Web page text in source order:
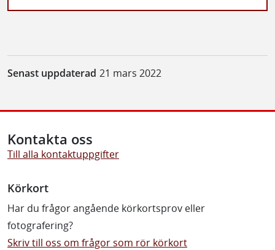
Senast uppdaterad 21 mars 2022
Kontakta oss
Till alla kontaktuppgifter
Körkort
Har du frågor angående körkortsprov eller
fotografering?
Skriv till oss om frågor som rör körkort